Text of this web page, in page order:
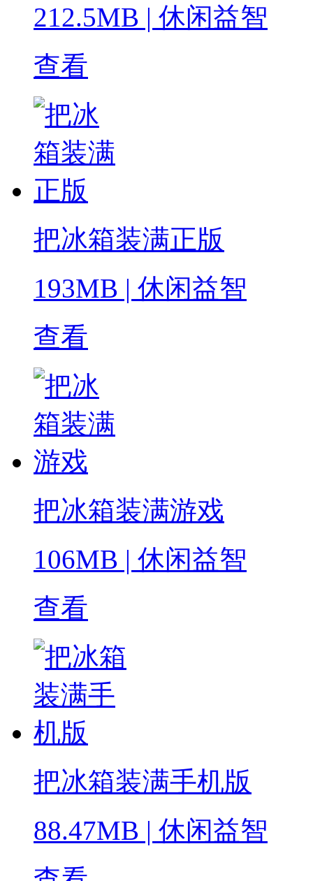
212.5MB | 休闲益智
查看
把冰箱装满正版
193MB | 休闲益智
查看
把冰箱装满游戏
106MB | 休闲益智
查看
把冰箱装满手机版
88.47MB | 休闲益智